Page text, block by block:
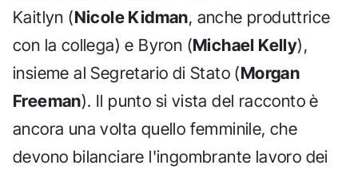
Kaitlyn (Nicole Kidman, anche produttrice
con la collega) e Byron (Michael Kelly),
insieme al Segretario di Stato (Morgan
Freeman). Il punto si vista del racconto è
ancora una volta quello femminile, che
devono bilanciare l'ingombrante lavoro dei